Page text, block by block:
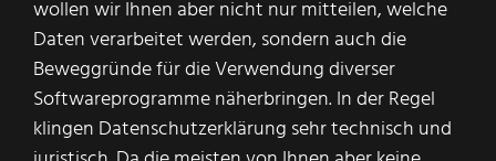
wollen wir Ihnen aber nicht nur mitteilen, welche
Daten verarbeitet werden, sondern auch die
Beweggründe für die Verwendung diverser
Softwareprogramme näherbringen. In der Regel
klingen Datenschutzerklärung sehr technisch und